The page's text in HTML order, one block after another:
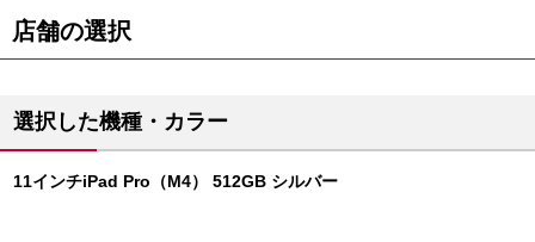
店舗の選択
選択した機種・カラー
11インチiPad Pro（M4） 512GB シルバー